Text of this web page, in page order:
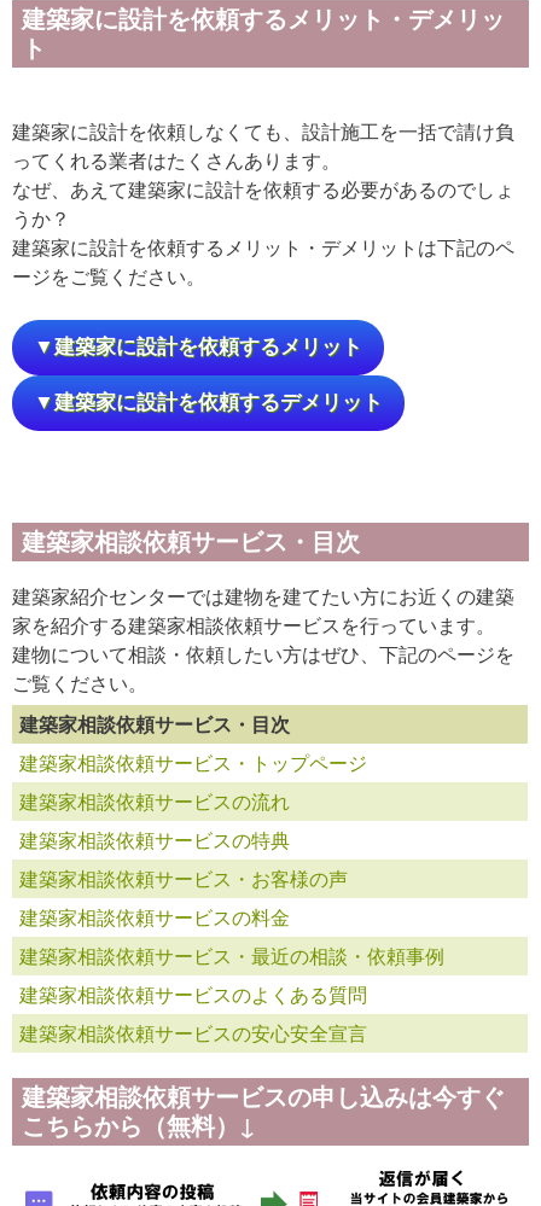
建築家に設計を依頼するメリット・デメリッ
ト
建築家に設計を依頼しなくても、設計施工を一括で請け負
ってくれる業者はたくさんあります。
なぜ、あえて建築家に設計を依頼する必要があるのでしょ
うか？
建築家に設計を依頼するメリット・デメリットは下記のペ
ージをご覧ください。
▼建築家に設計を依頼するメリット
▼建築家に設計を依頼するデメリット
建築家相談依頼サービス・目次
建築家紹介センターでは建物を建てたい方にお近くの建築
家を紹介する建築家相談依頼サービスを行っています。
建物について相談・依頼したい方はぜひ、下記のページを
ご覧ください。
建築家相談依頼サービス・目次
建築家相談依頼サービス・トップページ
建築家相談依頼サービスの流れ
建築家相談依頼サービスの特典
建築家相談依頼サービス・お客様の声
建築家相談依頼サービスの料金
建築家相談依頼サービス・最近の相談・依頼事例
建築家相談依頼サービスのよくある質問
建築家相談依頼サービスの安心安全宣言
建築家相談依頼サービスの申し込みは今すぐ
こちらから（無料）↓